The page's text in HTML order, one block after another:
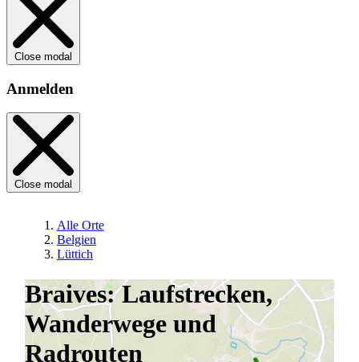
Close modal
Anmelden
Close modal
Alle Orte
Belgien
Lüttich
Braives: Laufstrecken,
Wanderwege und
Radrouten